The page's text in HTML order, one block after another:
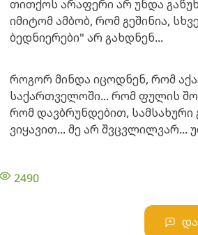
თითქოს არაფერი არ უნდა
იმიტომ ამბობ, რომ გეშინია,
ბედნიერები" არ გახდნენ...
როგორ მინდა იცოდნენ, რომ
საქართველოში... რომ ფულის
რომ დავბრუნდებით, სამსახური
ვიყავით... მე არ შვცვლილვარ...
2490